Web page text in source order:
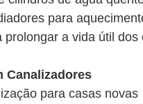
para
a vida útil dos
Canalizadores
para casas novas